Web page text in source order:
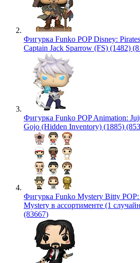
Фигурка Funko POP Disney:
Captain Jack Sparrow (FS) (1482)
Фигурка Funko POP Animation:
Gojo (Hidden Inventory) (1885)
Фигурка Funko Mystery Bitty POP:
Mystery в ассортименте (1
(83667)